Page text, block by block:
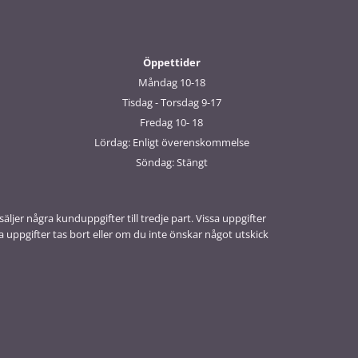
Öppettider
Måndag 10-18
Tisdag - Torsdag 9-17
Fredag 10- 18
Lördag: Enligt överenskommelse
Söndag: Stängt
några kunduppgifter till tredje part. Vissa uppgifter
uppgifter tas bort eller om du inte önskar något utskick